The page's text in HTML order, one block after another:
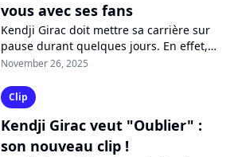
vous avec ses fans
Kendji Girac doit mettre sa carrière sur
pause durant quelques jours. En effet,
sur l'avis de son médecin, le chanteur,
November 26, 2025
Clip
Kendji Girac veut "Oublier" :
son nouveau clip !